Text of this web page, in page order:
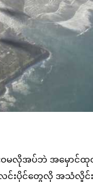
ဝမလိုအပ်ဘဲ အမှောင်ထု
လင်းပိုင်တွေလို အသံလှိုင်